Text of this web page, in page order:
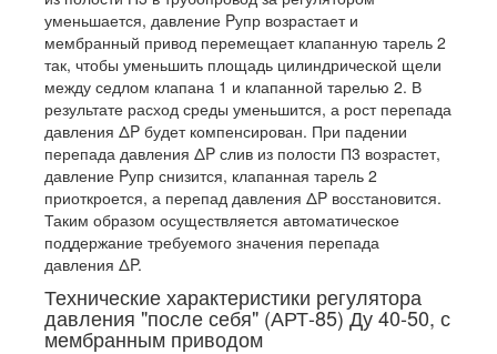
уменьшается, давление Pупр возрастает и
мембранный привод перемещает клапанную тарель 2
так, чтобы уменьшить площадь цилиндрической щели
между седлом клапана 1 и клапанной тарелью 2. В
результате расход среды уменьшится, а рост перепада
давления ΔP будет компенсирован. При падении
перепада давления ΔP слив из полости П3 возрастет,
давление Pупр снизится, клапанная тарель 2
приоткроется, а перепад давления ΔP восстановится.
Таким образом осуществляется автоматическое
поддержание требуемого значения перепада
давления ΔP.
Технические характеристики регулятора
давления "после себя" (АРТ-85) Ду 40-50, с
мембранным приводом